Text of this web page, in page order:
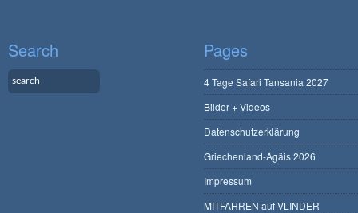
Search Pages
4 Tage Safari Tansania 2027
Bilder + Videos
Datenschutzerklärung
Griechenland-Ägäis 2026
Impressum
MITFAHREN auf VLINDER